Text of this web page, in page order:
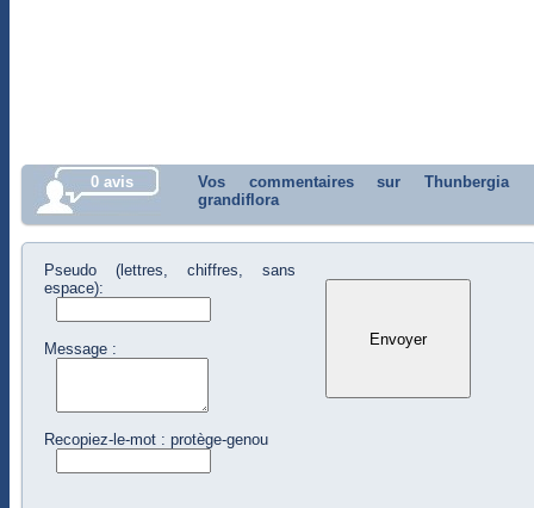
0 avis
Vos commentaires sur Thunbergia
grandiflora
Pseudo (lettres, chiffres, sans
espace):
Message :
Recopiez-le-mot : protège-genou